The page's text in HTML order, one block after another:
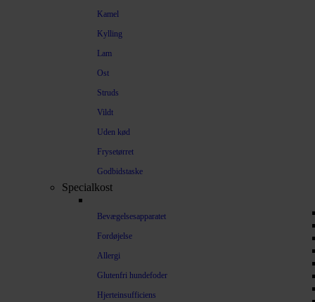
Kamel
Kylling
Lam
Ost
Struds
Vildt
Uden kød
Frysetørret
Godbidstaske
Specialkost
Bevægelsesapparatet
Fordøjelse
Allergi
Glutenfri hundefoder
Hjerteinsufficiens